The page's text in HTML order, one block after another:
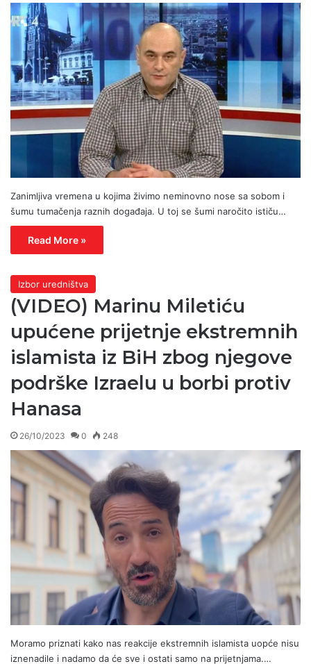
Zanimljiva vremena u kojima živimo neminovno nose sa sobom i
šumu tumačenja raznih događaja. U toj se šumi naročito ističu…
Read More »
Izbor uredništva
(VIDEO) Marinu Miletiću
upućene prijetnje ekstremnih
islamista iz BiH zbog njegove
podrške Izraelu u borbi protiv
Hanasa
26/10/2023 0 248
Moramo priznati kako nas reakcije ekstremnih islamista uopće nisu
iznenadile i nadamo da će sve i ostati samo na prijetnjama.…